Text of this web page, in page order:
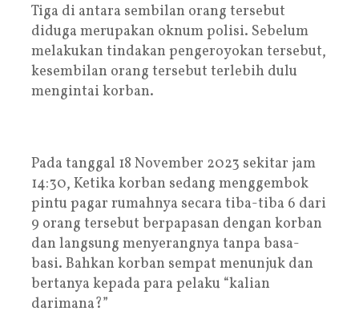
Tiga di antara sembilan orang tersebut
diduga merupakan oknum polisi. Sebelum
melakukan tindakan pengeroyokan tersebut,
kesembilan orang tersebut terlebih dulu
mengintai korban.
Pada tanggal 18 November 2023 sekitar jam
14:30, Ketika korban sedang menggembok
pintu pagar rumahnya secara tiba-tiba 6 dari
9 orang tersebut berpapasan dengan korban
dan langsung menyerangnya tanpa basa-
basi. Bahkan korban sempat menunjuk dan
bertanya kepada para pelaku “kalian
darimana?”